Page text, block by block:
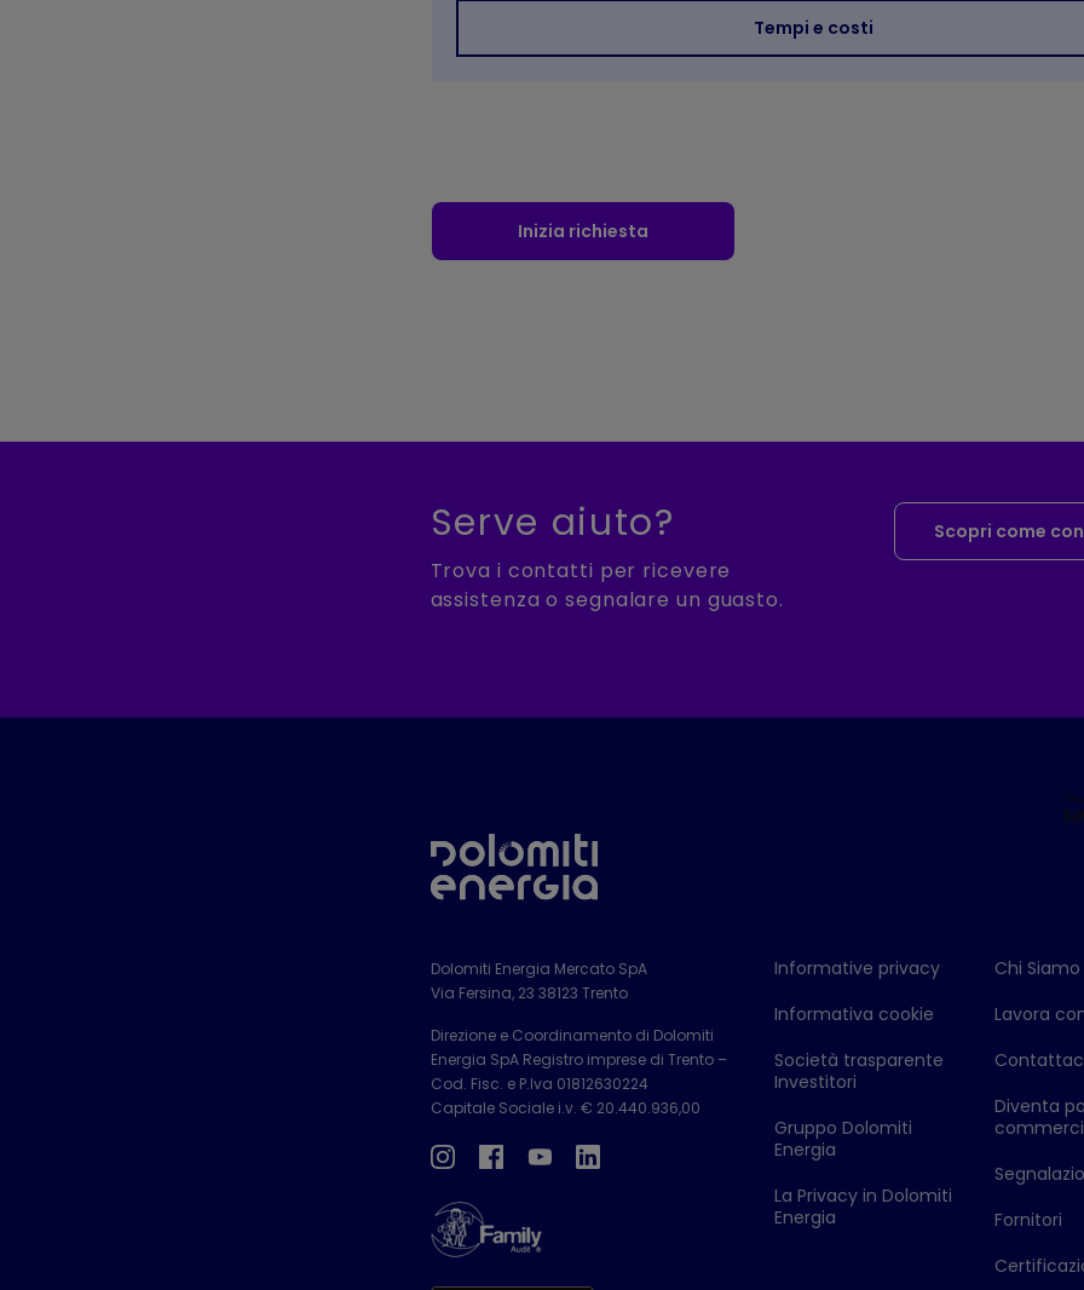
Tempi e costi
Inizia richiesta
Serve aiuto?
Trova i contatti per ricevere
assistenza o segnalare un guasto.
Scopri come
Dolomiti Energia Mercato SpA
Via Fersina, 23 38123 Trento
Direzione e Coordinamento di Dolomiti
Energia SpA Registro imprese di Trento –
Cod. Fisc. e P.Iva 01812630224
Capitale Sociale i.v. € 20.440.936,00
Informative privacy
Informativa cookie
Società trasparente
Investitori
Gruppo Dolomiti
Energia
La Privacy in Dolomiti
Energia
Chi Siamo
Lavora
Diventa
Fornitori